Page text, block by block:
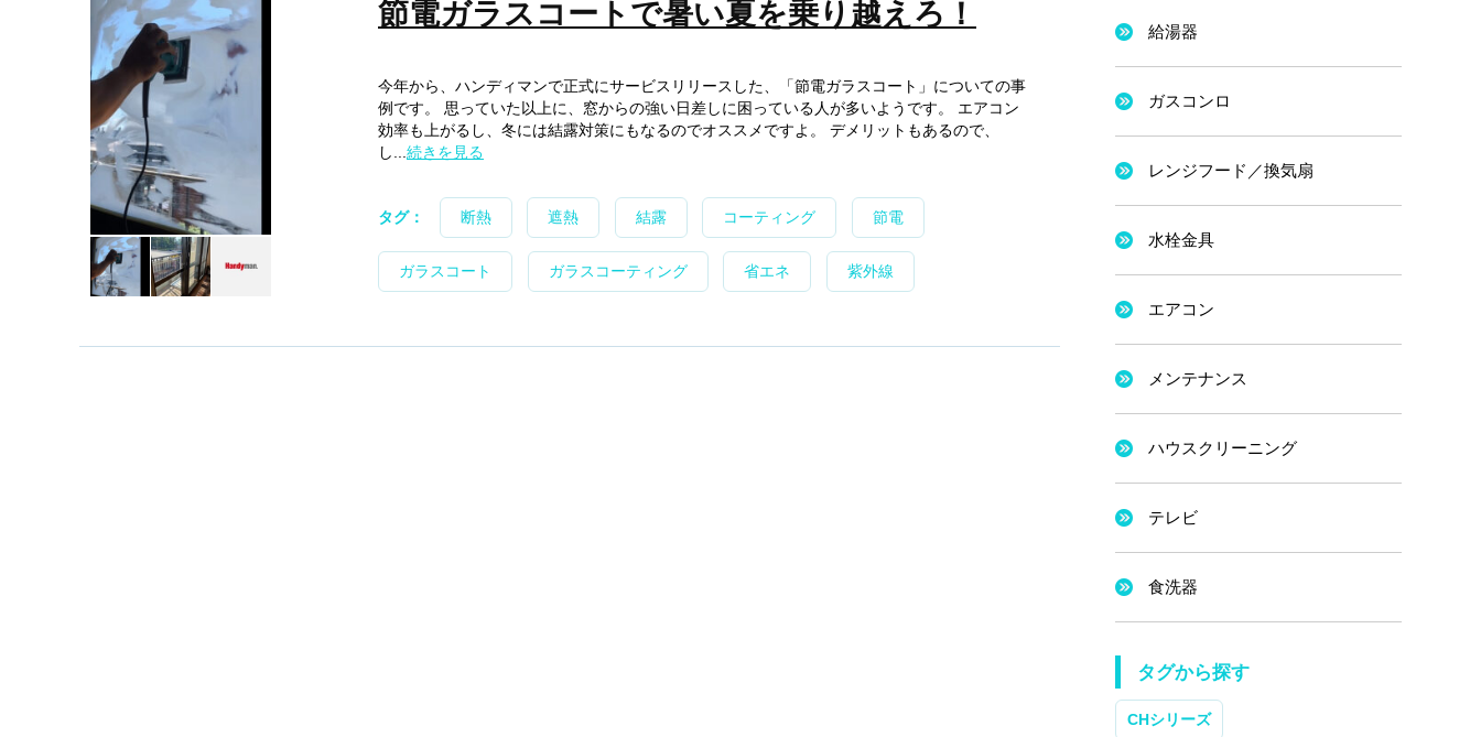
節電ガラスコートで暑い夏を乗り越えろ！
今年から、ハンディマンで正式にサービスリリースした、「節電ガラスコート」についての事
例です。 思っていた以上に、窓からの強い日差しに困っている人が多いようです。 エアコン
効率も上がるし、冬には結露対策にもなるのでオススメですよ。 デメリットもあるので、
し... 続きを見る
タグ： 断熱 遮熱 結露 コーティング 節電
ガラスコート ガラスコーティング 省エネ 紫外線
給湯器
ガスコンロ
レンジフード／換気扇
水栓金具
エアコン
メンテナンス
ハウスクリーニング
テレビ
食洗器
タグから探す
CHシリーズ